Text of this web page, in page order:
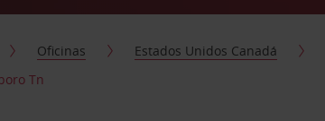
Oficinas Estados Unidos Canadá
Tn